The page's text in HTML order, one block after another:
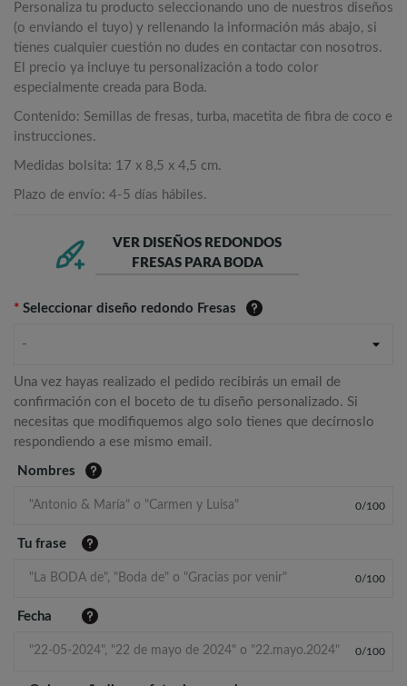
Personaliza tu producto seleccionando uno de nuestros diseños
(o enviando el tuyo) y rellenando la información más abajo, si
tienes cualquier cuestión no dudes en contactar con nosotros.
El precio ya incluye tu personalización a todo color
especialmente creada para Boda.
Contenido: Semillas de fresas, turba, macetita de fibra de coco e
instrucciones.
Medidas bolsita: 17 x 8,5 x 4,5 cm.
Plazo de envío: 4-5 días hábiles.
VER DISEÑOS REDONDOS
FRESAS PARA BODA
* Seleccionar diseño redondo Fresas
-
Una vez hayas realizado el pedido recibirás un email de
confirmación con el boceto de tu diseño personalizado. Si
necesitas que modifiquemos algo solo tienes que decírnoslo
respondiendo a ese mismo email.
Nombres
0/100
Tu frase
0/100
Fecha
0/100